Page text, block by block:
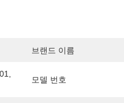
브랜드 이름
모델 번호